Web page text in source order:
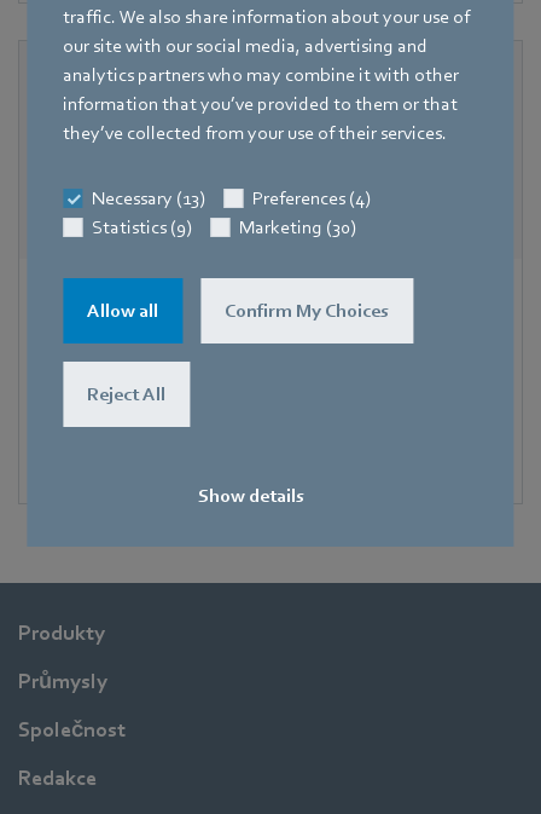
traffic. We also share information about your use of
our site with our social media, advertising and
analytics partners who may combine it with other
information that you’ve provided to them or that
they’ve collected from your use of their services.
Necessary (13)
Preferences (4)
Statistics (9)
Marketing (30)
Allow all Confirm My Choices
Reject All
Show details
Schválené řídící jednotky(anglicky)
Označení pro externí ovládací zařízení "Third-Party" s
GreenTech EC od příkonu 500 wattů a sběrnice
Produkty
Průmysly
Společnost
Redakce